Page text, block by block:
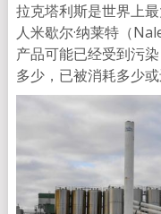
拉克塔利斯是世界上
人米歇尔·纳莱特（
产品可能已经受到污
多少，已被消耗多少或